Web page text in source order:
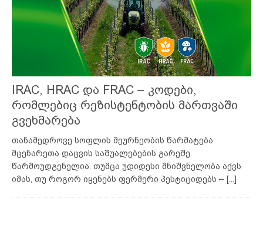
IRAC, HRAC და FRAC – კოდები,
რომლებიც რეზისტენტობის მართვაში
გვეხმარება
თანამედროვე სოფლის მეურნეობის წარმატება
მცენარეთა დაცვის საშუალებების გარეშე
წარმოუდგენელია. თუმცა უდიდესი მნიშვნელობა აქვს
იმას, თუ როგორ იყენებს ფერმერი პესტიციდებს – [...]